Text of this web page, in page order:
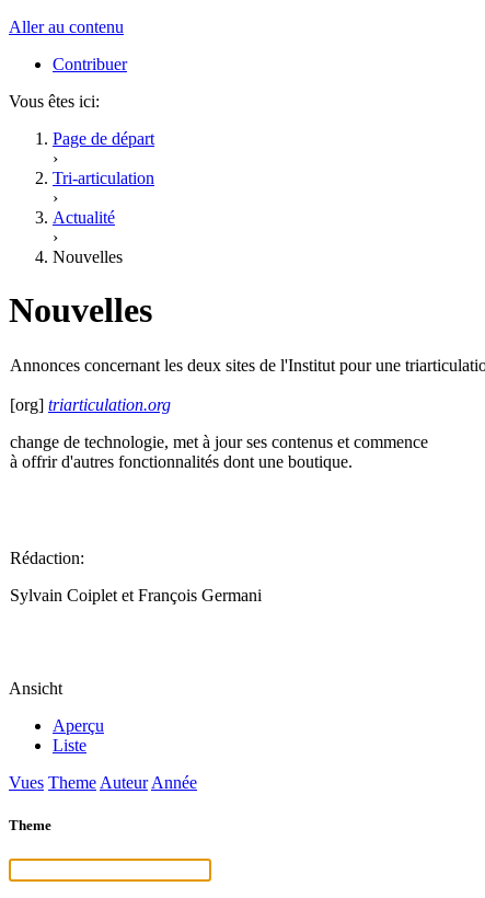
Aller au contenu
Contribuer
Vous êtes ici:
Page de départ
›
Tri-articulation
›
Actualité
›
Nouvelles
Nouvelles
Annonces concernant les deux sites de l'Institut pour une
[org] triarticulation.org
change de technologie, met à jour ses contenus et commence
à offrir d'autres fonctionnalités dont une boutique.
Rédaction:
Sylvain Coiplet et François Germani
Ansicht
Aperçu
Liste
Vues Theme Auteur Année
Theme